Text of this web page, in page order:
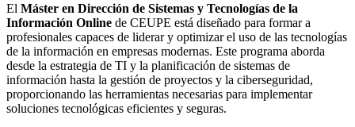
El Máster en Dirección de Sistemas y Tecnologías de la
Información Online de CEUPE está diseñado para formar a
profesionales capaces de liderar y optimizar el uso de las tecnologías
de la información en empresas modernas. Este programa aborda
desde la estrategia de TI y la planificación de sistemas de
información hasta la gestión de proyectos y la ciberseguridad,
proporcionando las herramientas necesarias para implementar
soluciones tecnológicas eficientes y seguras.